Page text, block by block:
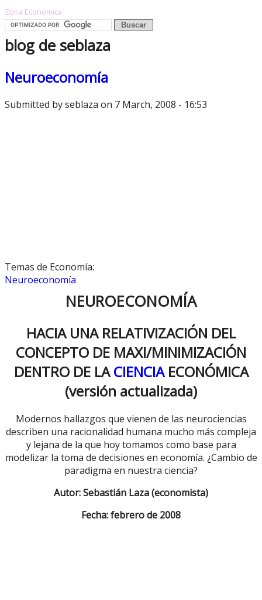
Zona Económica
blog de seblaza
Neuroeconomía
Submitted byseblaza on 7 March, 2008 - 16:53
Temas de Economía:
Neuroeconomía
NEUROECONOMÍA
HACIA UNA RELATIVIZACIÓN DEL
CONCEPTO DE MAXI/MINIMIZACIÓN
DENTRO DE LACIENCIAECONÓMICA
(versión actualizada)
Modernos hallazgos que vienen de las neurociencias
describen una racionalidad humana mucho más compleja
y lejana de la que hoy tomamos como base para
modelizar la toma de decisiones en economía. ¿Cambio de
paradigma en nuestra ciencia?
Autor: Sebastián Laza (economista)
Fecha: febrero de 2008